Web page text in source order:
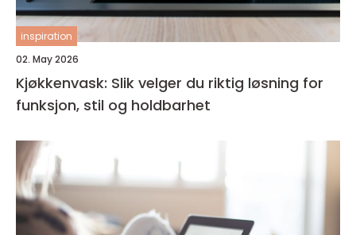
inspiration
02. May 2026
Kjøkkenvask: Slik velger du riktig løsning for
funksjon, stil og holdbarhet